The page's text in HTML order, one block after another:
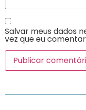
Salvar meus dados
vez que eu